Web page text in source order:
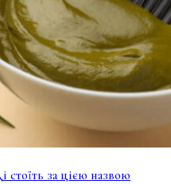
стоїть за цією назвою